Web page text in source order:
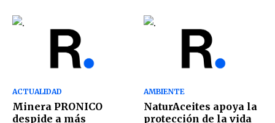
ACTUALIDAD
Minera PRONICO
despide a más
AMBIENTE
NaturAceites apoya la
protección de la vida